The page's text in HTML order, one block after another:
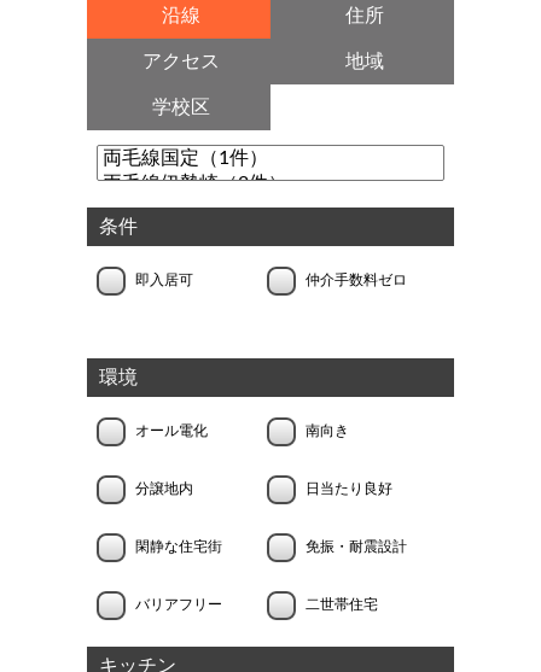
沿線 住所
アクセス 地域
学校区
条件
即入居可 仲介手数料ゼロ
環境
オール電化 南向き
分譲地内 日当たり良好
閑静な住宅街 免振・耐震設計
バリアフリー 二世帯住宅
キッチン